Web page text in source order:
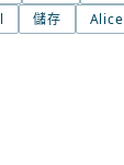
儲存 Alice